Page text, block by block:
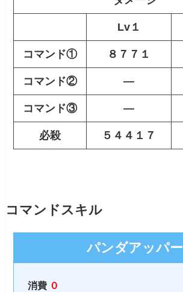
Lv１
コマンド① ８７７１
コマンド② —
コマンド③ —
必殺 ５４４１７
コマンドスキル
パンダアッパー
消費 ０